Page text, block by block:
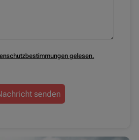
gelesen.
senden